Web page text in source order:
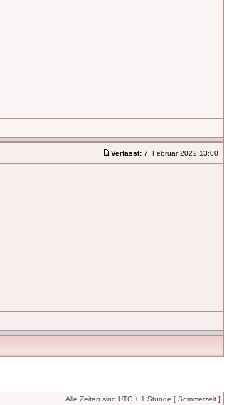
Verfasst: 7. Februar 2022 13:00
Alle Zeiten sind UTC + 1 Stunde [ Sommerzeit ]